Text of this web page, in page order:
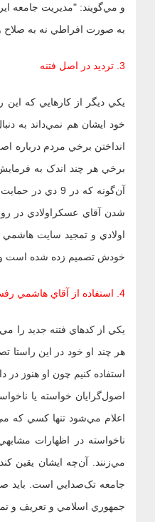
و مي‌گويند: "مديريت جامعه
به صورت افراطي نه به صلاح
3. ترديد در اصل فتنه
يکي ديگر از کارهايي که
خود ايشان هم نمي‌داند به
برخي هر چند اندک به
آن‌گونه که در 9
شدن آقاي عسکراولادي در
اولادي و تمجيد سايت
خودش تصميم زده شده است
4. استفاده از آقاي هاشمي رفسنجاني
يکي از کدهاي فتنه جديد را
هر چند او خود در اين راستا
استفاده کنيم چون او هنوز
اصول‌گرايان خواسته يا
اعلام مي‌شود تنها کسي که
ناخواسته در اظهارات
مي‌زنند. آن‌چه ايشان يقين
جامعه تک‌صدايي است. بايد
جمهوري اسلامي و تعريف و